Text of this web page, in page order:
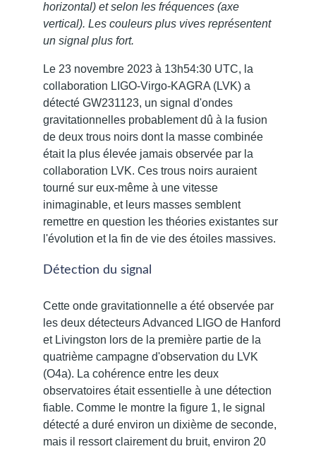
horizontal) et selon les fréquences (axe
vertical). Les couleurs plus vives représentent
un signal plus fort.
Le 23 novembre 2023 à 13h54:30 UTC, la
collaboration LIGO-Virgo-KAGRA (LVK) a
détecté GW231123, un signal d'ondes
gravitationnelles probablement dû à la fusion
de deux trous noirs dont la masse combinée
était la plus élevée jamais observée par la
collaboration LVK. Ces trous noirs auraient
tourné sur eux-même à une vitesse
inimaginable, et leurs masses semblent
remettre en question les théories existantes sur
l'évolution et la fin de vie des étoiles massives.
Détection du signal
Cette onde gravitationnelle a été observée par
les deux détecteurs Advanced LIGO de Hanford
et Livingston lors de la première partie de la
quatrième campagne d'observation du LVK
(O4a). La cohérence entre les deux
observatoires était essentielle à une détection
fiable. Comme le montre la figure 1, le signal
détecté a duré environ un dixième de seconde,
mais il ressort clairement du bruit, environ 20